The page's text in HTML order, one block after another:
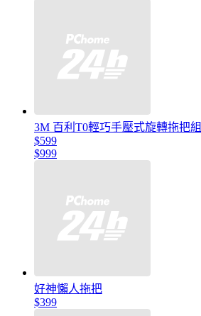
3M 百利T0輕巧手壓式旋轉拖把組
$599
$999
好神懶人拖把
$399